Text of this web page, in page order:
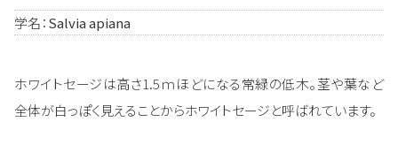
学名：Salvia apiana
ホワイトセージは高さ1.5ｍほどになる常緑の低木。茎や葉など
全体が白っぽく見えることからホワイトセージと呼ばれています。